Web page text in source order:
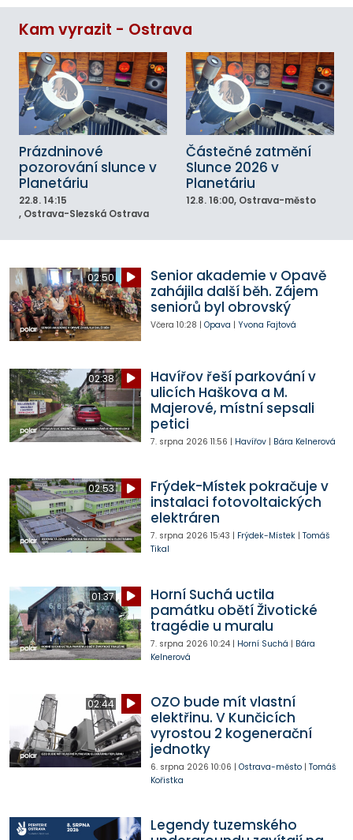
Kam vyrazit - Ostrava
Prázdninové
pozorování slunce v
Planetáriu
22.8. 14:15
, Ostrava-Slezská Ostrava
Částečné zatmění
Slunce 2026 v
Planetáriu
12.8. 16:00, Ostrava-město
02:50
Senior akademie v Opavě
zahájila další běh. Zájem
seniorů byl obrovský
Včera 10:28 | Opava | Yvona Fajtová
02:38
Havířov řeší parkování v
ulicích Haškova a M.
Majerové, místní sepsali
petici
7. srpna 2026 11:56 | Havířov| Bára Kelnerová
02:53
Frýdek-Místek pokračuje v
instalaci fotovoltaických
elektráren
7. srpna 2026 15:43 | Frýdek-Místek| Tomáš
Tikal
01:37
Horní Suchá uctila
památku obětí Životické
tragédie u muralu
7. srpna 2026 10:24| Horní Suchá | Bára
Kelnerová
02:44
OZO bude mít vlastní
elektřinu. V Kunčicích
vyrostou 2 kogenerační
jednotky
6. srpna 2026 10:06 | Ostrava-město| Tomáš
Kořistka
Legendy tuzemského